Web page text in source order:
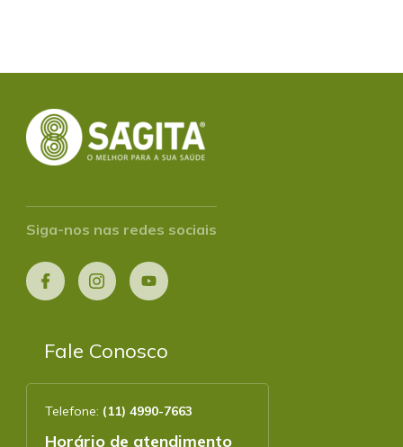
Siga-nos nas redes sociais
Fale Conosco
Telefone: (11) 4990-7663
Horário de atendimento